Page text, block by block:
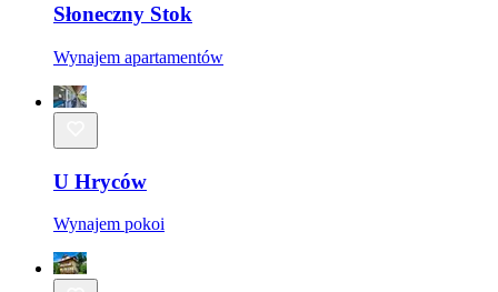
Słoneczny Stok
Wynajem apartamentów
U Hryców
Wynajem pokoi